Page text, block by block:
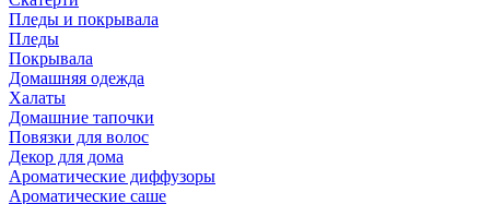
Пледы и покрывала
Пледы
Покрывала
Домашняя одежда
Халаты
Домашние тапочки
Повязки для волос
Декор для дома
Ароматические диффузоры
Ароматические саше